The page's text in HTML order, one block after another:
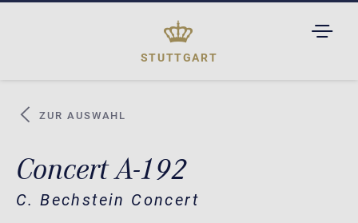
STUTTGART
ZUR AUSWAHL
Concert A-192
C. Bechstein Concert